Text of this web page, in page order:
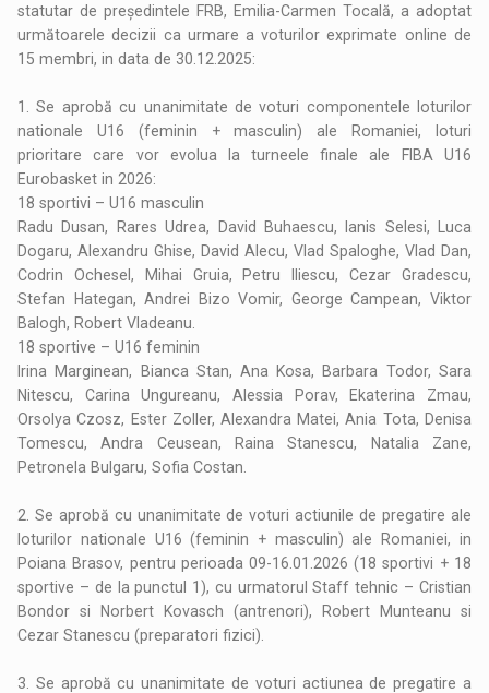
statutar de președintele FRB, Emilia-Carmen Tocală, a adoptat
următoarele decizii ca urmare a voturilor exprimate online de
15 membri, in data de 30.12.2025:
1. Se aprobă cu unanimitate de voturi componentele loturilor
nationale U16 (feminin + masculin) ale Romaniei, loturi
prioritare care vor evolua la turneele finale ale FIBA U16
Eurobasket in 2026:
18 sportivi – U16 masculin
Radu Dusan, Rares Udrea, David Buhaescu, Ianis Selesi, Luca
Dogaru, Alexandru Ghise, David Alecu, Vlad Spaloghe, Vlad Dan,
Codrin Ochesel, Mihai Gruia, Petru Iliescu, Cezar Gradescu,
Stefan Hategan, Andrei Bizo Vomir, George Campean, Viktor
Balogh, Robert Vladeanu.
18 sportive – U16 feminin
Irina Marginean, Bianca Stan, Ana Kosa, Barbara Todor, Sara
Nitescu, Carina Ungureanu, Alessia Porav, Ekaterina Zmau,
Orsolya Czosz, Ester Zoller, Alexandra Matei, Ania Tota, Denisa
Tomescu, Andra Ceusean, Raina Stanescu, Natalia Zane,
Petronela Bulgaru, Sofia Costan.
2. Se aprobă cu unanimitate de voturi actiunile de pregatire ale
loturilor nationale U16 (feminin + masculin) ale Romaniei, in
Poiana Brasov, pentru perioada 09-16.01.2026 (18 sportivi + 18
sportive – de la punctul 1), cu urmatorul Staff tehnic – Cristian
Bondor si Norbert Kovasch (antrenori), Robert Munteanu si
Cezar Stanescu (preparatori fizici).
3. Se aprobă cu unanimitate de voturi actiunea de pregatire a